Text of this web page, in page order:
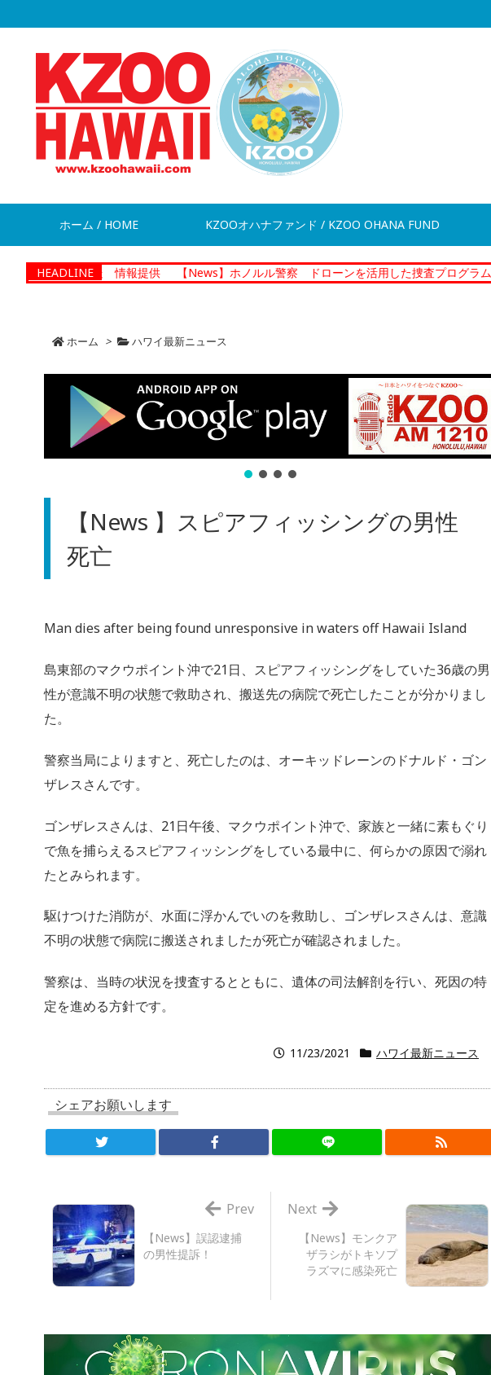
ホーム / HOME KZOOオハナファンド / KZOO OHANA FUND
HEADLINE
が脱走 情報提供 【News】ホノルル警察 ドローンを活用した捜査プログラムの運用を開始
ホーム > ハワイ最新ニュース
【News 】スピアフィッシングの男性
死亡
Man dies after being found unresponsive in waters off Hawaii Island
島東部のマクウポイント沖で21日、スピアフィッシングをしていた36歳の男
性が意識不明の状態で救助され、搬送先の病院で死亡したことが分かりまし
た。
警察当局によりますと、死亡したのは、オーキッドレーンのドナルド・ゴン
ザレスさんです。
ゴンザレスさんは、21日午後、マクウポイント沖で、家族と一緒に素もぐり
で魚を捕らえるスピアフィッシングをしている最中に、何らかの原因で溺れ
たとみられます。
駆けつけた消防が、水面に浮かんでいのを救助し、ゴンザレスさんは、意識
不明の状態で病院に搬送されましたが死亡が確認されました。
警察は、当時の状況を捜査するとともに、遺体の司法解剖を行い、死因の特
定を進める方針です。
11/23/2021 ハワイ最新ニュース
シェアお願いします
【News】モンクア
ザラシがトキソプ
ラズマに感染死亡
Next
【News】誤認逮捕
の男性提訴！
Prev